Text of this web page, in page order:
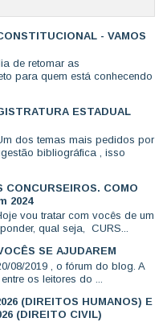
- VAMOS
de retomar as
para quem está conhecendo
ESTADUAL
dos temas mais pedidos por
bibliográfica , isso
CONCURSEIROS. COMO
2024
vou tratar com vocês de um
qual seja, CURS...
SE AJUDAREM
08/2019 , o fórum do blog. A
os leitores do ...
(DIREITOS HUMANOS) E
(DIREITO CIVIL)